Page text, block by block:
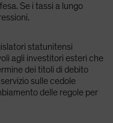
Se i tassi a lungo
statunitensi
agli investitori esteri che
dei titoli di debito
sulle cedole
delle regole per